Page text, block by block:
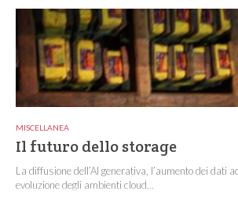
MISCELLANEA
Il futuro dello storage
La diffusione dell’AI generativa, l’aumento dei dati
evoluzione degli ambienti cloud...